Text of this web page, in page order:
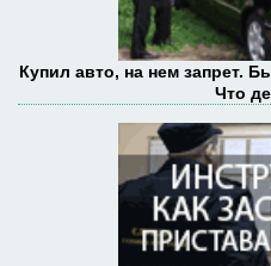
Купил авто, на нем запрет.
Что